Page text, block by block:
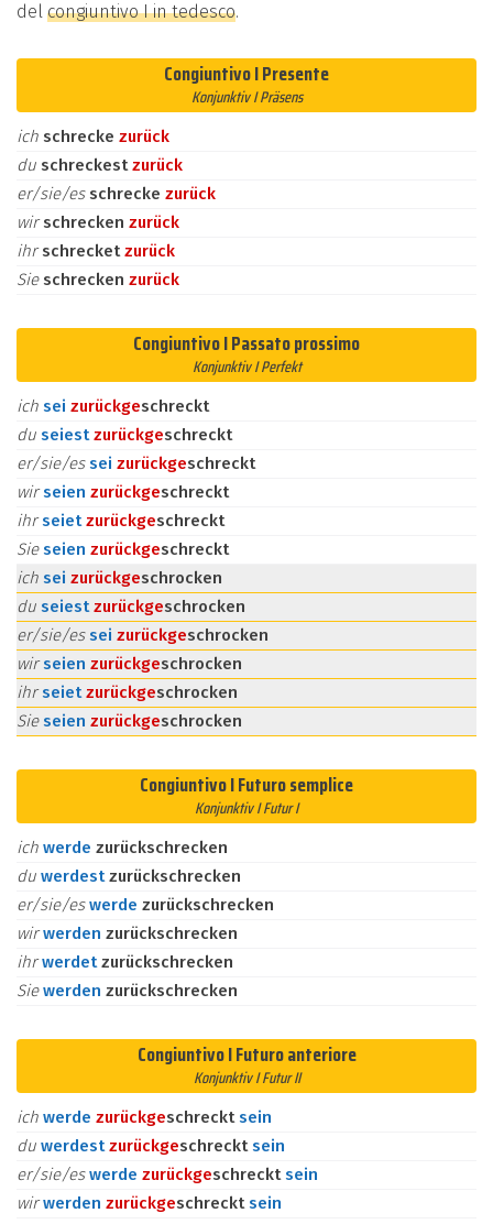
del congiuntivo I in tedesco.
Congiuntivo I Presente
Konjunktiv I Präsens
ich schrecke zurück
du schreckestzurück
er/sie/es schrecke zurück
wirschrecken zurück
ihrschrecketzurück
Sie schrecken zurück
Congiuntivo I Passato prossimo
Konjunktiv I Perfekt
ich sei zurückgeschreckt
du seiestzurückgeschreckt
er/sie/essei zurückgeschreckt
wirseien zurückgeschreckt
ihrseietzurückgeschreckt
Sieseien zurückgeschreckt
ich sei zurückgeschrocken
du seiestzurückgeschrocken
er/sie/essei zurückgeschrocken
wirseien zurückgeschrocken
ihrseietzurückgeschrocken
Sieseien zurückgeschrocken
Congiuntivo I Futuro semplice
Konjunktiv I Futur I
ich werde zurückschrecken
du werdestzurückschrecken
er/sie/eswerde zurückschrecken
wirwerden zurückschrecken
ihrwerdetzurückschrecken
Siewerden zurückschrecken
Congiuntivo I Futuro anteriore
Konjunktiv I Futur II
ich werde zurückgeschrecktsein
du werdestzurückgeschrecktsein
er/sie/eswerde zurückgeschrecktsein
wirwerden zurückgeschrecktsein